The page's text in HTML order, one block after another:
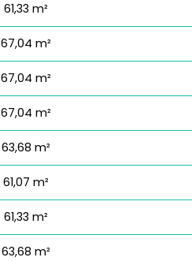
61,33 m²
67,04 m²
67,04 m²
67,04 m²
63,68 m²
61,07 m²
61,33 m²
63,68 m²